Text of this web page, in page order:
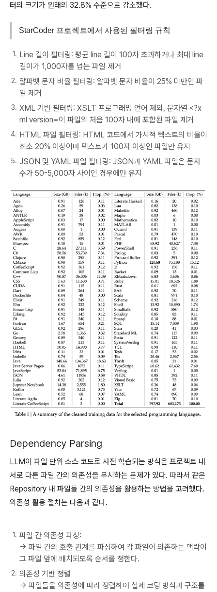
터의 크기가 원래의 32.8% 수준으로 감소했다.
StarCoder 프로젝트에서 사용된 필터링 규칙
Line 길이 필터링: 평균 line 길이 100자 초과하거나 최대 line
길이가 1,000자를 넘는 파일 제거
알파벳 문자 비율 필터링: 알파벳 문자 비율이 25% 미만인 파
일 제거
XML 기반 필터링: XSLT 프로그래밍 언어 제외, 문자열 <?x
ml version=이 파일의 처음 100자 내에 포함된 파일 제거
HTML 파일 필터링: HTML 코드에서 가시적 텍스트의 비율이
최소 20% 이상이며 텍스트가 100자 이상인 파일만 유지
JSON 및 YAML 파일 필터링: JSON과 YAML 파일은 문자
수가 50-5,000자 사이인 경우에만 유지
Dependency Parsing
LLM이 파일 단위 소스 코드로 사전 학습되는 방식은 프로젝트 내
서로 다른 파일 간의 의존성을 무시하는 문제가 있다. 따라서 같은
Repository 내 파일들 간의 의존성을 활용하는 방법을 고려했다.
의존성 활용 절차는 다음과 같다.
파일 간 의존성 파싱:
→ 파일 간의 호출 관계를 파싱하여 각 파일이 의존하는 맥락이
그 파일 앞에 배치되도록 순서를 정한다.
의존성 기반 정렬
→ 파일들을 의존성에 따라 정렬하여 실제 코딩 방식과 구조를